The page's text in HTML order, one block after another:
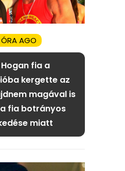
AGO
Hogan fia a
kergette az
magával is
fia botrányos
miatt